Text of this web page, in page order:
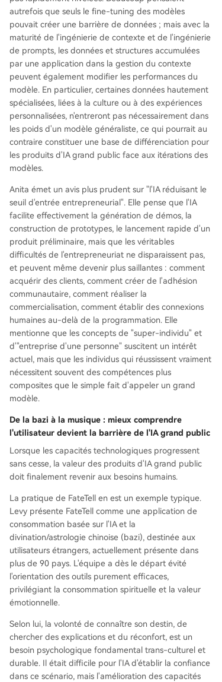
autrefois que seuls le fine-tuning des modèles
pouvait créer une barrière de données ; mais avec la
maturité de l'ingénierie de contexte et de l'ingénierie
de prompts, les données et structures accumulées
par une application dans la gestion du contexte
peuvent également modifier les performances du
modèle. En particulier, certaines données hautement
spécialisées, liées à la culture ou à des expériences
personnalisées, n'entreront pas nécessairement dans
les poids d'un modèle généraliste, ce qui pourrait au
contraire constituer une base de différenciation pour
les produits d'IA grand public face aux itérations des
modèles.
Anita émet un avis plus prudent sur "l'IA réduisant le
seuil d'entrée entrepreneurial". Elle pense que l'IA
facilite effectivement la génération de démos, la
construction de prototypes, le lancement rapide d'un
produit préliminaire, mais que les véritables
difficultés de l'entrepreneuriat ne disparaissent pas,
et peuvent même devenir plus saillantes : comment
acquérir des clients, comment créer de l'adhésion
communautaire, comment réaliser la
commercialisation, comment établir des connexions
humaines au-delà de la programmation. Elle
mentionne que les concepts de "super-individu" et
d'"entreprise d'une personne" suscitent un intérêt
actuel, mais que les individus qui réussissent vraiment
nécessitent souvent des compétences plus
composites que le simple fait d'appeler un grand
modèle.
De la bazi à la musique : mieux comprendre
l'utilisateur devient la barrière de l'IA grand public
Lorsque les capacités technologiques progressent
sans cesse, la valeur des produits d'IA grand public
doit finalement revenir aux besoins humains.
La pratique de FateTell en est un exemple typique.
Levy présente FateTell comme une application de
consommation basée sur l'IA et la
divination/astrologie chinoise (bazi), destinée aux
utilisateurs étrangers, actuellement présente dans
plus de 90 pays. L'équipe a dès le départ évité
l'orientation des outils purement efficaces,
privilégiant la consommation spirituelle et la valeur
émotionnelle.
Selon lui, la volonté de connaître son destin, de
chercher des explications et du réconfort, est un
besoin psychologique fondamental trans-culturel et
durable. Il était difficile pour l'IA d'établir la confiance
dans ce scénario, mais l'amélioration des capacités